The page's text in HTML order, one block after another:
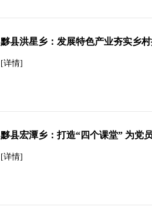
黟县洪星乡：发展特色产业夯实乡
[详情]
黟县宏潭乡：打造“四个课堂” 为党
[详情]